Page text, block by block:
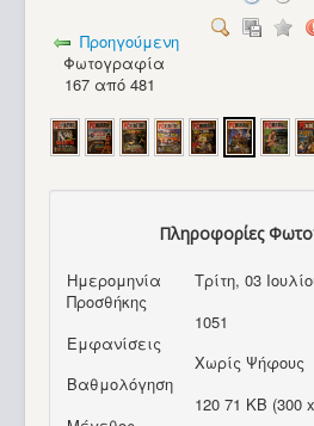
Turbo-X 286 PC_28
Προηγούμενη
Φωτογραφία
167 από 481
Πληροφορίες
Ημερομηνία
Προσθήκης
Τρίτη, 03
Εμφανίσεις
1051
Βαθμολόγηση
Χωρίς Ψήφους
120 71 KB (300